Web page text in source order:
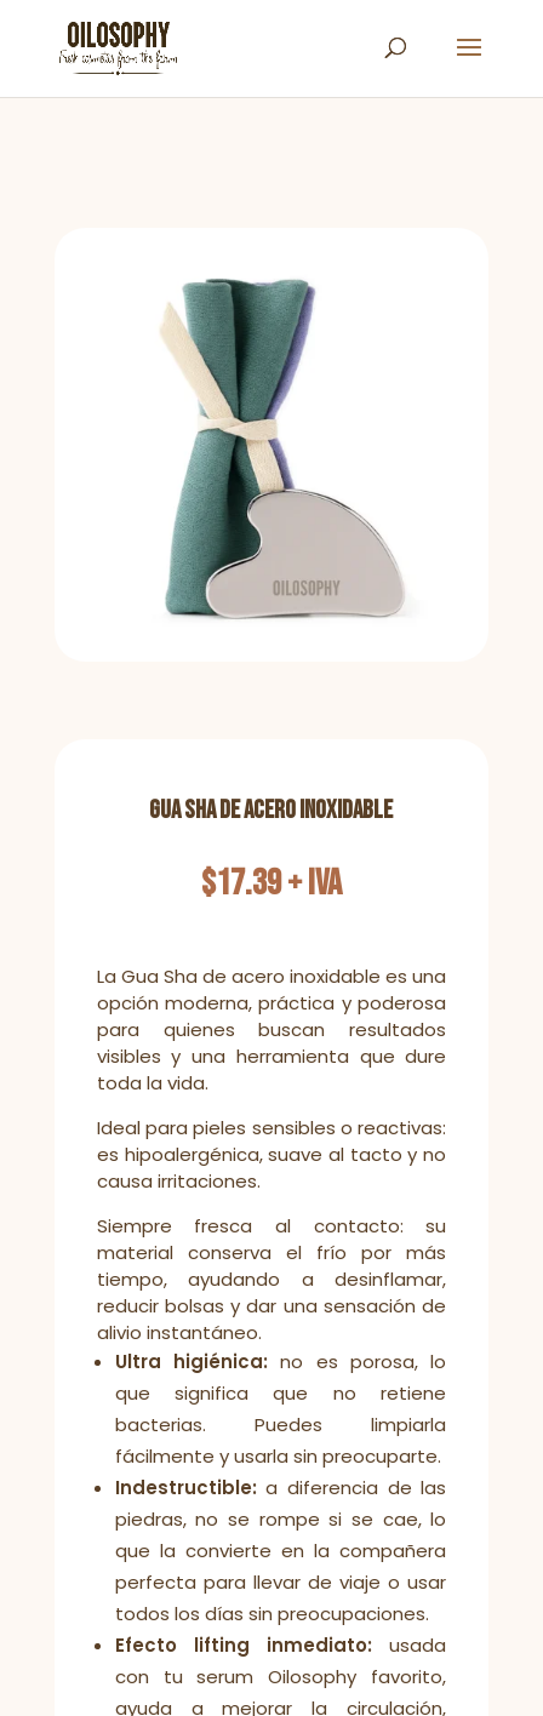
productos
Gua Sha de Acero Inoxidable
$17.39+ IVA
La Gua Sha de acero inoxidable es una
opción moderna, práctica y poderosa
para quienes buscan resultados
visibles y una herramienta que dure
toda la vida.
Ideal para pieles sensibles o reactivas:
es hipoalergénica, suave al tacto y no
causa irritaciones.
Siempre fresca al contacto: su
material conserva el frío por más
tiempo, ayudando a desinflamar,
reducir bolsas y dar una sensación de
alivio instantáneo.
Ultra higiénica: no es porosa, lo
que significa que no retiene
bacterias. Puedes limpiarla
fácilmente y usarla sin preocuparte.
Indestructible: a diferencia de las
piedras, no se rompe si se cae, lo
que la convierte en la compañera
perfecta para llevar de viaje o usar
todos los días sin preocupaciones.
Efecto lifting inmediato: usada
con tu serum Oilosophy favorito,
ayuda a mejorar la circulación,